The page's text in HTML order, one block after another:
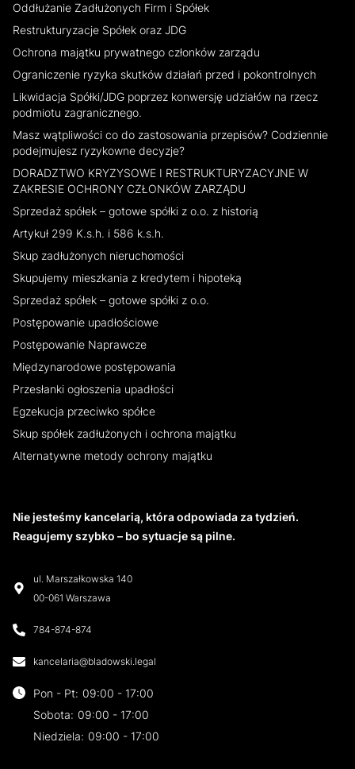
Nie jesteśmy kancelarią, która odpowiada za tydzień.
Reagujemy szybko – bo sytuacje są pilne.
ul. Marszałkowska 140
00-061 Warszawa
784-874-874
kancelaria@bladowski.legal
Pon - Pt: 09:00 - 17:00
Sobota: 09:00 - 17:00
Niedziela: 09:00 - 17:00
Oddłużanie Zadłużonych Firm i Spółek
Restrukturyzacje Spółek oraz JDG
Ochrona majątku prywatnego członków zarządu
Ograniczenie ryzyka skutków działań przed i pokontrolnych
Likwidacja Spółki/JDG poprzez konwersję udziałów na rzecz
podmiotu zagranicznego.
Masz wątpliwości co do zastosowania przepisów? Codziennie
podejmujesz ryzykowne decyzje?
DORADZTWO KRYZYSOWE I RESTRUKTURYZACYJNE W
ZAKRESIE OCHRONY CZŁONKÓW ZARZĄDU
Sprzedaż spółek – gotowe spółki z o.o. z historią
Artykuł 299 K.s.h. i 586 k.s.h.
Skup zadłużonych nieruchomości
Skupujemy mieszkania z kredytem i hipoteką
Sprzedaż spółek – gotowe spółki z o.o.
Postępowanie upadłościowe
Postępowanie Naprawcze
Międzynarodowe postępowania
Przesłanki ogłoszenia upadłości
Egzekucja przeciwko spółce
Skup spółek zadłużonych i ochrona majątku
Alternatywne metody ochrony majątku